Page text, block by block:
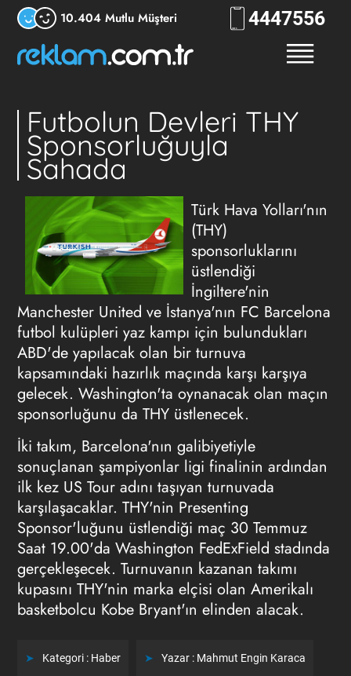
10.404 Mutlu Müşteri 4447556
Futbolun Devleri THY
Sponsorluğuyla
Sahada
Türk Hava Yolları'nın
(THY)
sponsorluklarını
üstlendiği
İngiltere'nin
Manchester United ve İstanya'nın FC Barcelona
futbol kulüpleri yaz kampı için bulundukları
ABD'de yapılacak olan bir turnuva
kapsamındaki hazırlık maçında karşı karşıya
gelecek. Washington'ta oynanacak olan maçın
sponsorluğunu da THY üstlenecek.
İki takım, Barcelona'nın galibiyetiyle
sonuçlanan şampiyonlar ligi finalinin ardından
ilk kez US Tour adını taşıyan turnuvada
karşılaşacaklar. THY'nin Presenting
Sponsor'luğunu üstlendiği maç 30 Temmuz
Saat 19.00'da Washington FedExField stadında
gerçekleşecek. Turnuvanın kazanan takımı
kupasını THY'nin marka elçisi olan Amerikalı
basketbolcu Kobe Bryant'ın elinden alacak.
Kategori : Haber Yazar : Mahmut Engin Karaca